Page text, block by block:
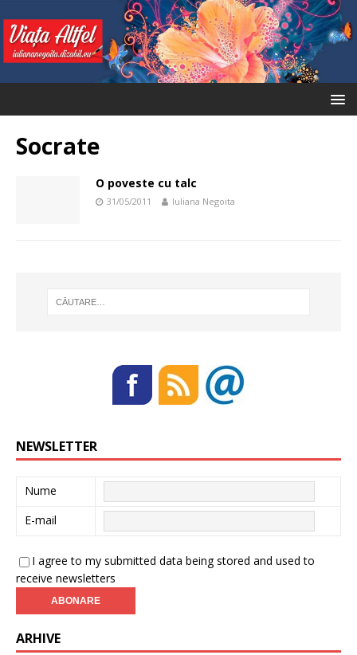
Socrate
O poveste cu talc
31/05/2011 Iuliana Negoita
NEWSLETTER
Nume
E-mail
I agree to my submitted data being stored and used to
receive newsletters
ARHIVE